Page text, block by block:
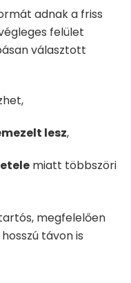
adnak a friss
felület
választott
lesz,
miatt többszöri
megfelelően
távon is